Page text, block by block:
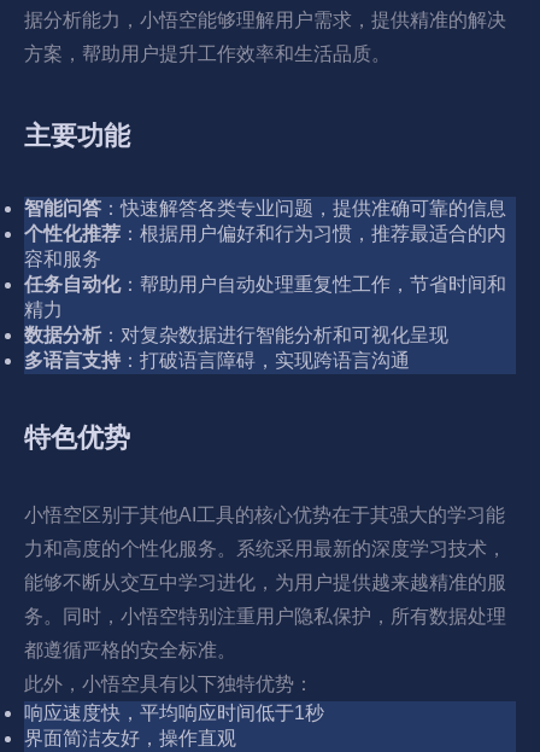
据分析能力，小悟空能够理解用户需求，提供精准的解决
方案，帮助用户提升工作效率和生活品质。
主要功能
智能问答 ：快速解答各类专业问题，提供准确可靠的信息
个性化推荐 ：根据用户偏好和行为习惯，推荐最适合的内
容和服务
任务自动化：帮助用户自动处理重复性工作，节省时间和
精力
数据分析 ：对复杂数据进行智能分析和可视化呈现
多语言支持 ：打破语言障碍，实现跨语言沟通
特色优势
小悟空区别于其他AI工具的核心优势在于其强大的学习能
力和高度的个性化服务。系统采用最新的深度学习技术，
能够不断从交互中学习进化，为用户提供越来越精准的服
务。同时，小悟空特别注重用户隐私保护，所有数据处理
都遵循严格的安全标准。
此外，小悟空具有以下独特优势：
响应速度快，平均响应时间低于1秒
界面简洁友好，操作直观